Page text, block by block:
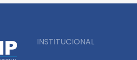
INSTITUCIONAL